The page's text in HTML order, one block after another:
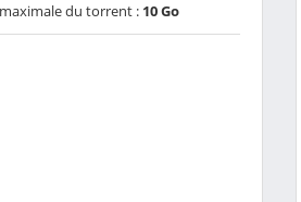
du torrent : 10 Go